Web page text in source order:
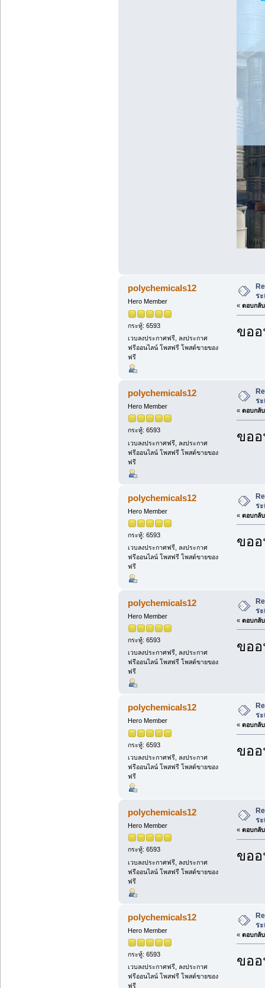
polychemicals12
Hero Member
กระทู้: 6593
เวบลงประกาศฟรี, ลงประกาศ
ฟรีออนไลน์ โพสฟรี โพสต์ขายของ
ฟรี
ร
« ตอบกลั
ขอ
polychemicals12
Hero Member
กระทู้: 6593
เวบลงประกาศฟรี, ลงประกาศ
ฟรีออนไลน์ โพสฟรี โพสต์ขายของ
ฟรี
ร
« ตอบกลั
ขอ
polychemicals12
Hero Member
กระทู้: 6593
เวบลงประกาศฟรี, ลงประกาศ
ฟรีออนไลน์ โพสฟรี โพสต์ขายของ
ฟรี
ร
« ตอบกลั
ขอ
polychemicals12
Hero Member
กระทู้: 6593
เวบลงประกาศฟรี, ลงประกาศ
ฟรีออนไลน์ โพสฟรี โพสต์ขายของ
ฟรี
ร
« ตอบกลั
ขอ
polychemicals12
Hero Member
กระทู้: 6593
เวบลงประกาศฟรี, ลงประกาศ
ฟรีออนไลน์ โพสฟรี โพสต์ขายของ
ฟรี
ร
« ตอบกลั
ขอ
polychemicals12
Hero Member
กระทู้: 6593
เวบลงประกาศฟรี, ลงประกาศ
ฟรีออนไลน์ โพสฟรี โพสต์ขายของ
ฟรี
ร
« ตอบกลั
ขอ
polychemicals12
Hero Member
กระทู้: 6593
เวบลงประกาศฟรี, ลงประกาศ
ฟรีออนไลน์ โพสฟรี โพสต์ขายของ
ฟรี
ร
« ตอบกลั
ขอ